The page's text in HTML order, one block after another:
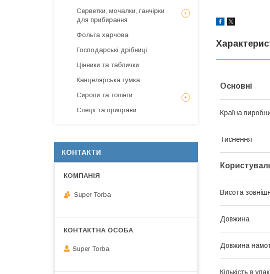
Основні
Країна
Тиснення
Висота
Довжина
Довжина
Кількість в
Серветки, мочалки, ганчірки
для прибирання
Фольга харчова
Господарські дрібниці
Цінники та таблички
Канцелярська гумка
Сиропи та топінги
Спеції та приправи
КОНТАКТИ
Super Torba
Super Torba